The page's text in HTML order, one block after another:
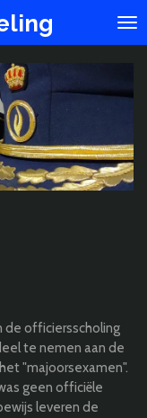
de officiersscholing
te nemen aan de
"majoorsexamen".
geen officiële
leveren de